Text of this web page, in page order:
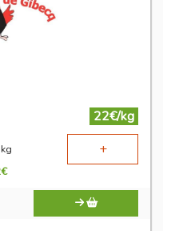
22€/kg
kg +
€